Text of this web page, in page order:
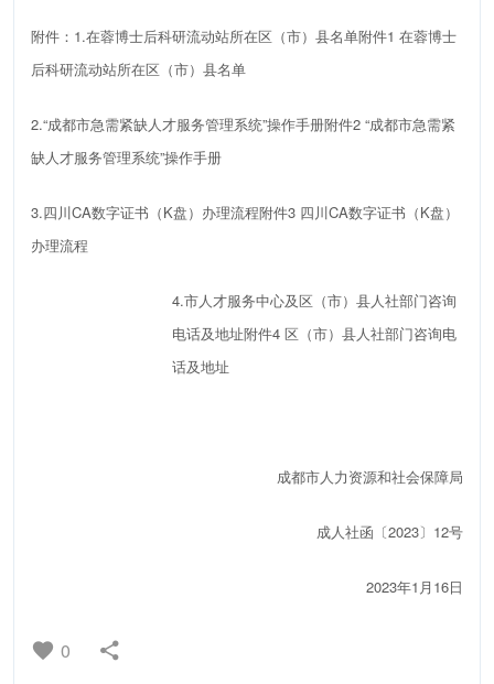
附件： 1.在蓉博士后科研流动站所在区（市）县名单附件1 在蓉博士
后科研流动站所在区（市）县名单
2.“成都市急需紧缺人才服务管理系统”操作手册附件2 “成都市急需紧
缺人才服务管理系统”操作手册
3.四川CA数字证书（K盘）办理流程附件3 四川CA数字证书（K盘）
办理流程
4.市人才服务中心及区（市）县人社部门咨询
电话及地址附件4 区（市）县人社部门咨询电
话及地址
成都市人力资源和社会保障局
成人社函 〔2023〕 12号
2023年1 月 16日
0